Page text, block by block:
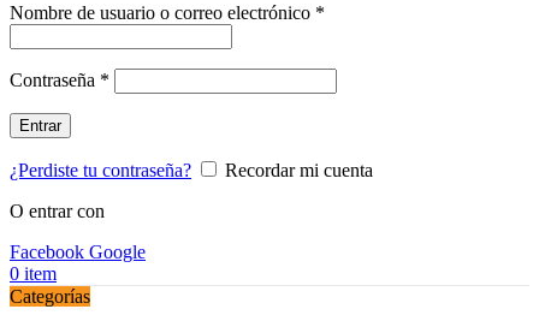
Nombre de usuario o correo electrónico *
Contraseña *
Entrar
¿Perdiste tu contraseña?
Recordar mi cuenta
O entrar con
Facebook Google
0 item
Categorías